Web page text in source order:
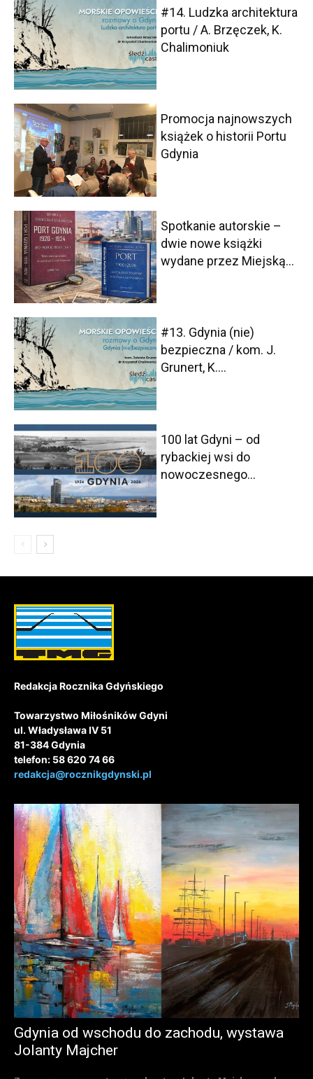
#14. Ludzka architektura
portu / A. Brzęczek, K.
Chalimoniuk
Promocja najnowszych
książek o historii Portu
Gdynia
Spotkanie autorskie –
dwie nowe książki
wydane przez Miejską...
#13. Gdynia (nie)
bezpieczna / kom. J.
Grunert, K....
100 lat Gdyni – od
rybackiej wsi do
nowoczesnego...
Redakcja Rocznika Gdyńskiego
Towarzystwo Miłośników Gdyni
ul. Władysława IV 51
81-384 Gdynia
telefon: 58 620 74 66
redakcja@rocznikgdynski.pl
Gdynia od wschodu do zachodu, wystawa
Jolanty Majcher